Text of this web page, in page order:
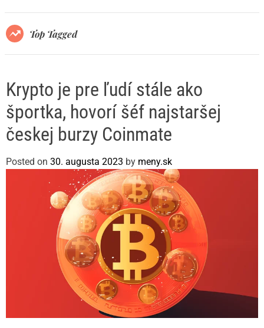
e
Top Tagged
Krypto je pre ľudí stále ako
športka, hovorí šéf najstaršej
českej burzy Coinmate
Posted on 30. augusta 2023 by meny.sk